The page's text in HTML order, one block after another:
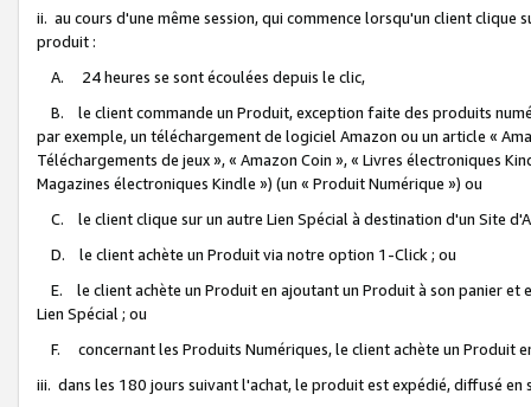
ii. au cours d'une même session, qui commence lorsqu'un client
produit :
A. 24 heures se sont écoulées depuis le clic,
B. le client commande un Produit, exception faite des produits
par exemple, un téléchargement de logiciel Amazon ou un article «
Téléchargements de jeux », « Amazon Coin », « Livres électroniques
Magazines électroniques Kindle ») (un « Produit Numérique ») ou
C. le client clique sur un autre Lien Spécial à destination d'un Site
D. le client achète un Produit via notre option 1-Click ; ou
E. le client achète un Produit en ajoutant un Produit à son panier et
Lien Spécial ; ou
F. concernant les Produits Numériques, le client achète un Produit
iii. dans les 180 jours suivant l'achat, le produit est expédié, diffusé